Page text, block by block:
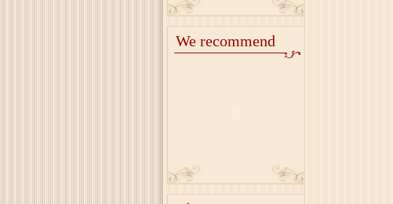
We recommend